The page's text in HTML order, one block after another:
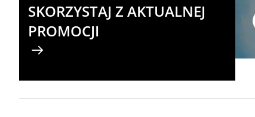
SKORZYSTAJ Z AKTUALNEJ
PROMOCJI